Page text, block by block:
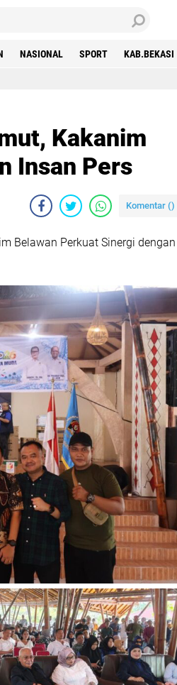
NASIONAL SPORT KAB.BEKASI
Kakanim
Insan Pers
Komentar ()
Belawan Perkuat Sinergi dengan